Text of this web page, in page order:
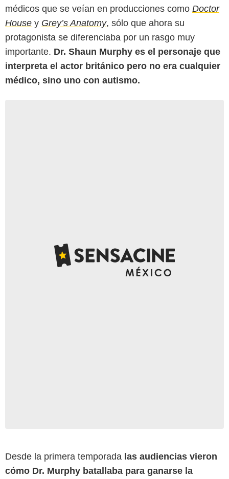
médicos que se veían en producciones como Doctor
House y Grey’s Anatomy, sólo que ahora su
protagonista se diferenciaba por un rasgo muy
importante. Dr. Shaun Murphy es el personaje que
interpreta el actor británico pero no era cualquier
médico, sino uno con autismo.
Desde la primera temporada las audiencias vieron
cómo Dr. Murphy batallaba para ganarse la